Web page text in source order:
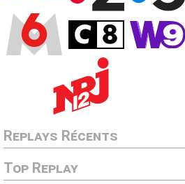
Replays Récents
Top Replay